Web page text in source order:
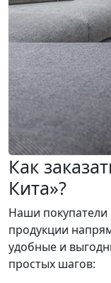
Как
Кита»?
Наши покупатели
продукции
удобные и
простых шагов: